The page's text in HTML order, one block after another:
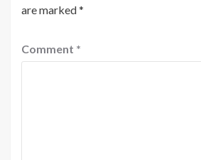
are marked*
Comment *